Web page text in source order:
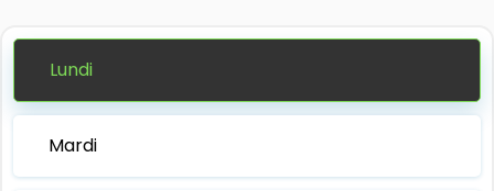
Lundi
Mardi